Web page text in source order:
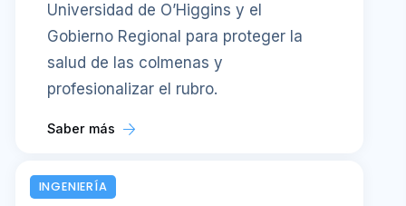
Universidad de O’Higgins y el
Gobierno Regional para proteger la
salud de las colmenas y
profesionalizar el rubro.
Saber más
INGENIERÍA